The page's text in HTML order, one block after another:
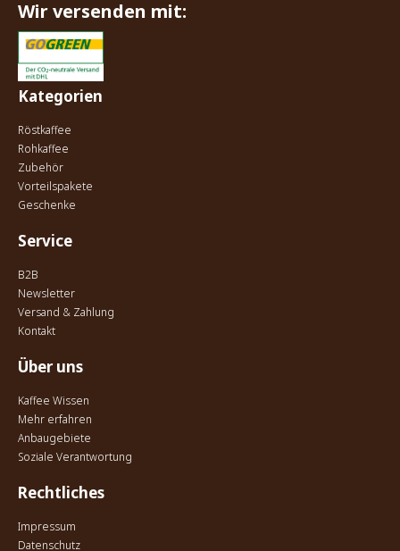
Wir versenden mit:
Kategorien
Röstkaffee
Rohkaffee
Zubehör
Vorteilspakete
Geschenke
Service
B2B
Newsletter
Versand & Zahlung
Kontakt
Über uns
Kaffee Wissen
Mehr erfahren
Anbaugebiete
Soziale Verantwortung
Rechtliches
Impressum
Datenschutz